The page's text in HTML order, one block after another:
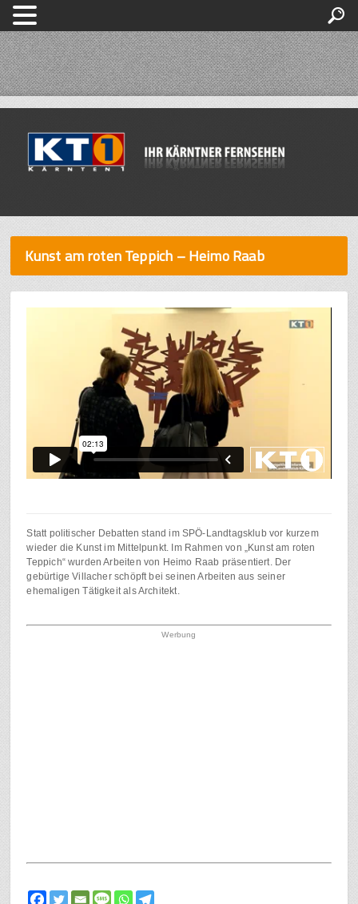
Kunst am roten Teppich – Heimo Raab
Statt politischer Debatten stand im SPÖ-Landtagsklub vor kurzem
wieder die Kunst im Mittelpunkt. Im Rahmen von „Kunst am roten
Teppich“ wurden Arbeiten von Heimo Raab präsentiert. Der
gebürtige Villacher schöpft bei seinen Arbeiten aus seiner
ehemaligen Tätigkeit als Architekt.
Werbung